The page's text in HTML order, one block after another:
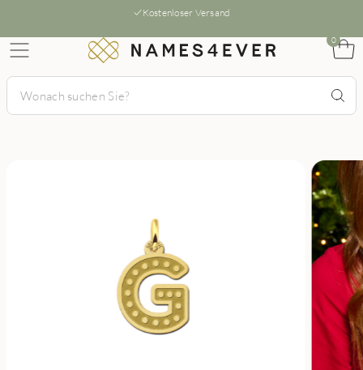
Kostenloser Versand
0